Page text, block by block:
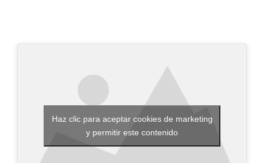
Haz clic para aceptar cookies de marketing
y permitir este contenido